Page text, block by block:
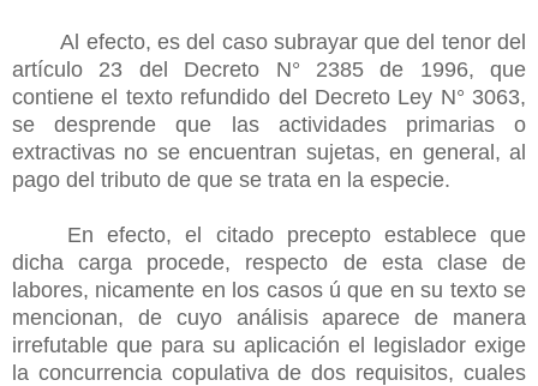
Al efecto, es del caso subrayar que del tenor del
artículo 23 del Decreto N° 2385 de 1996, que
contiene el texto refundido del Decreto Ley N° 3063,
se desprende que las actividades primarias o
extractivas no se encuentran sujetas, en general, al
pago del tributo de que se trata en la especie.
En efecto, el citado precepto establece que
dicha carga procede, respecto de esta clase de
labores, nicamente en los casos ú que en su texto se
mencionan, de cuyo análisis aparece de manera
irrefutable que para su aplicación el legislador exige
la concurrencia copulativa de dos requisitos, cuales